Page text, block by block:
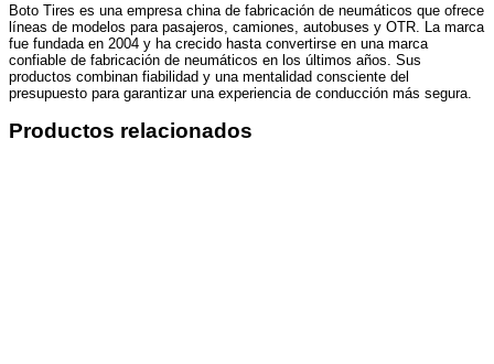
Boto Tires es una empresa china de fabricación de neumáticos que ofrece
líneas de modelos para pasajeros, camiones, autobuses y OTR. La marca
fue fundada en 2004 y ha crecido hasta convertirse en una marca
confiable de fabricación de neumáticos en los últimos años. Sus
productos combinan fiabilidad y una mentalidad consciente del
presupuesto para garantizar una experiencia de conducción más segura.
Productos relacionados